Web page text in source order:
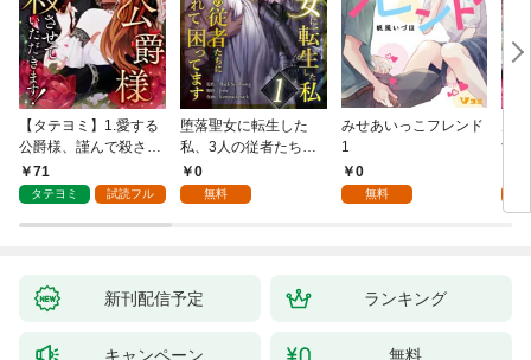
【タテヨミ】1.愛する
公爵様、謹んで殺させ
ていただきます！
71
タテヨミ 試読フル
堕落聖女に転生した
私、3人の従者たちに
抱かれて困ってます 第
1話
0
無料
みせあいっこフレンド
1
0
無料
す
ま
新刊配信予定 ランキング
キャンペーン 無料